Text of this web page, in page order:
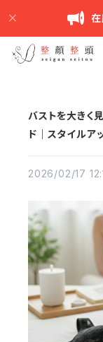
在
バストを大きく
ド｜スタイルア
2026/02/17